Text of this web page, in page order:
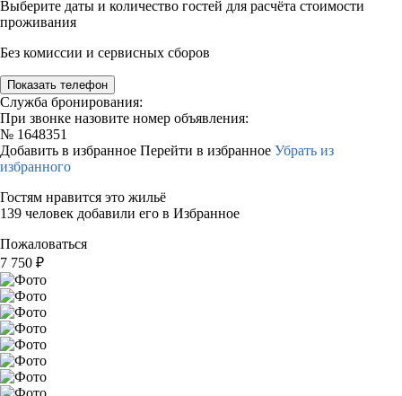
Выберите даты и количество гостей для расчёта стоимости
проживания
Без комиссии и сервисных сборов
Показать телефон
Служба бронирования:
При звонке назовите номер объявления:
№ 1648351
Добавить в избранное Перейти в избранное Убрать из
избранного
Гостям нравится это жильё
139 человек добавили его в Избранное
Пожаловаться
7 750 ₽